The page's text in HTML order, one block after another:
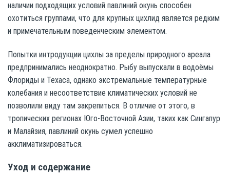
наличии подходящих условий павлиний окунь способен
охотиться группами, что для крупных цихлид является редким
и примечательным поведенческим элементом.
Попытки интродукции цихлы за пределы природного ареала
предпринимались неоднократно. Рыбу выпускали в водоёмы
Флориды и Техаса, однако экстремальные температурные
колебания и несоответствие климатических условий не
позволили виду там закрепиться. В отличие от этого, в
тропических регионах Юго-Восточной Азии, таких как Сингапур
и Малайзия, павлиний окунь сумел успешно
акклиматизироваться.
Уход и содержание